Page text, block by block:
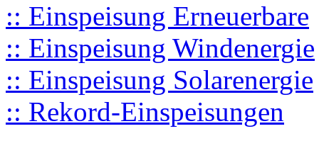
:: Einspeisung Erneuerbare
:: Einspeisung Windenergie
:: Einspeisung Solarenergie
:: Rekord-Einspeisungen